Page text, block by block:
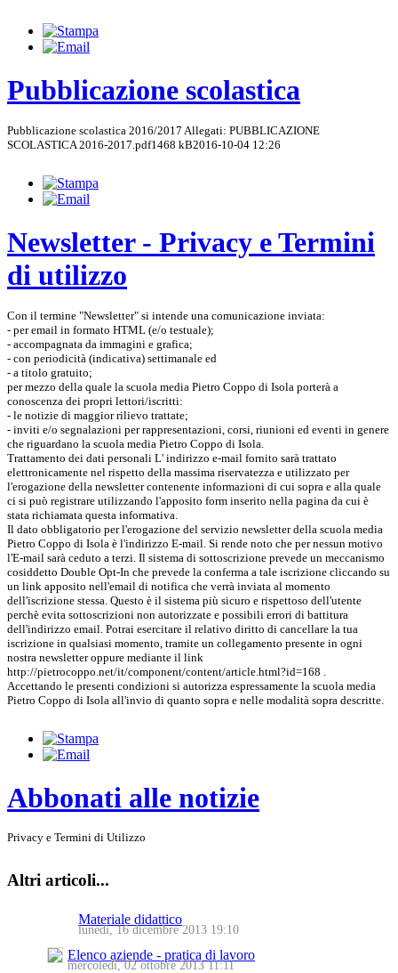
Pubblicazione scolastica
Pubblicazione scolastica 2016/2017 Allegati: PUBBLICAZIONE
SCOLASTICA 2016-2017.pdf1468 kB2016-10-04 12:26
Newsletter - Privacy e Termini
di utilizzo
Con il termine "Newsletter" si intende una comunicazione inviata:
- per email in formato HTML (e/o testuale);
- accompagnata da immagini e grafica;
- con periodicità (indicativa) settimanale ed
- a titolo gratuito;
per mezzo della quale la scuola media Pietro Coppo di Isola porterà a
conoscenza dei propri lettori/iscritti:
- le notizie di maggior rilievo trattate;
- inviti e/o segnalazioni per rappresentazioni, corsi, riunioni ed eventi in genere
che riguardano la scuola media Pietro Coppo di Isola.
Trattamento dei dati personali L' indirizzo e-mail fornito sarà trattato
elettronicamente nel rispetto della massima riservatezza e utilizzato per
l'erogazione della newsletter contenente informazioni di cui sopra e alla quale
ci si può registrare utilizzando l'apposito form inserito nella pagina da cui è
stata richiamata questa informativa.
Il dato obbligatorio per l'erogazione del servizio newsletter della scuola media
Pietro Coppo di Isola è l'indirizzo E-mail. Si rende noto che per nessun motivo
l'E-mail sarà ceduto a terzi. Il sistema di sottoscrizione prevede un meccanismo
cosiddetto Double Opt-In che prevede la conferma a tale iscrizione cliccando su
un link apposito nell'email di notifica che verrà inviata al momento
dell'iscrizione stessa. Questo è il sistema più sicuro e rispettoso dell'utente
perchè evita sottoscrizioni non autorizzate e possibili errori di battitura
dell'indirizzo email. Potrai esercitare il relativo diritto di cancellare la tua
iscrizione in qualsiasi momento, tramite un collegamento presente in ogni
nostra newsletter oppure mediante il link
http://pietrocoppo.net/it/component/content/article.html?id=168 .
Accettando le presenti condizioni si autorizza espressamente la scuola media
Pietro Coppo di Isola all'invio di quanto sopra e nelle modalità sopra descritte.
Abbonati alle notizie
Privacy e Termini di Utilizzo
Altri articoli...
Materiale didattico
lunedì, 16 dicembre 2013 19:10
Elenco aziende - pratica di lavoro
mercoledì, 02 ottobre 2013 11:11